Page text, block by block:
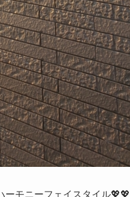
ーモニーフェイスタイル💖💖